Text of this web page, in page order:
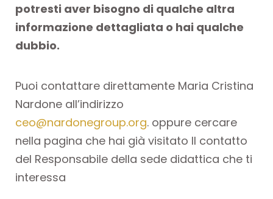
potresti aver bisogno di qualche altra
informazione dettagliata o hai qualche
dubbio.
Puoi contattare direttamente Maria Cristina
Nardone all’indirizzo
ceo@nardonegroup.org. oppure cercare
nella pagina che hai già visitato Il contatto
del Responsabile della sede didattica che ti
interessa